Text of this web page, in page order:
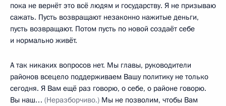
пока не вернёт это всё людям и государству. Я не призываю
сажать. Пусть возвращают незаконно нажитые деньги,
пусть возвращают. Потом пусть по новой создаёт себе
и нормально живёт.
А так никаких вопросов нет. Мы главы, руководители
районов всецело поддерживаем Вашу политику не только
сегодня. Я Вам ещё раз говорю, о себе, о районе говорю.
Вы наш… (Неразборчиво.) Мы не позволим, чтобы Вам